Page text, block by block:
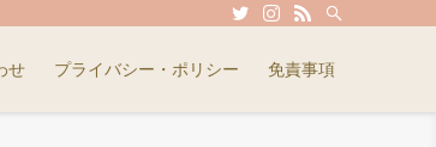
せ プライバシー・ポリシー 免責事項